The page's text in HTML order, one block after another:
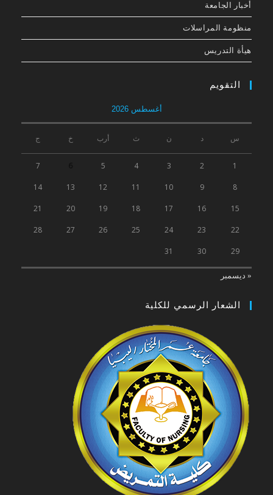
أخبار الجامعة
منظومة المراسلات
هيأة التدريس
التقويم
أغسطس 2026
س د ن ث أرب خ ج
1
2
3
4
5
7
8
9
10
11
12
13
14
15
16
17
18
19
20
21
22
23
24
25
26
27
28
29
30
31
« ديسمبر
الشعار الرسمي للكلية